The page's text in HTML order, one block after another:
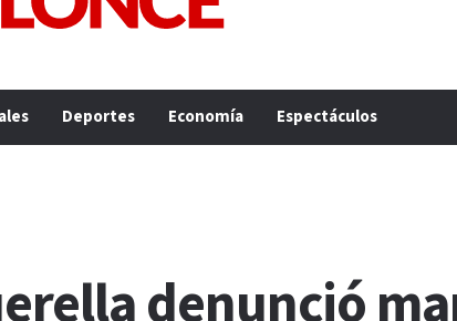
Deportes Economía Espectáculos
denunció